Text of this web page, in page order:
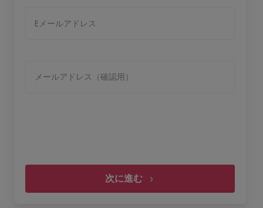
Eメールアドレス
メールアドレス（確認用）
次に進む